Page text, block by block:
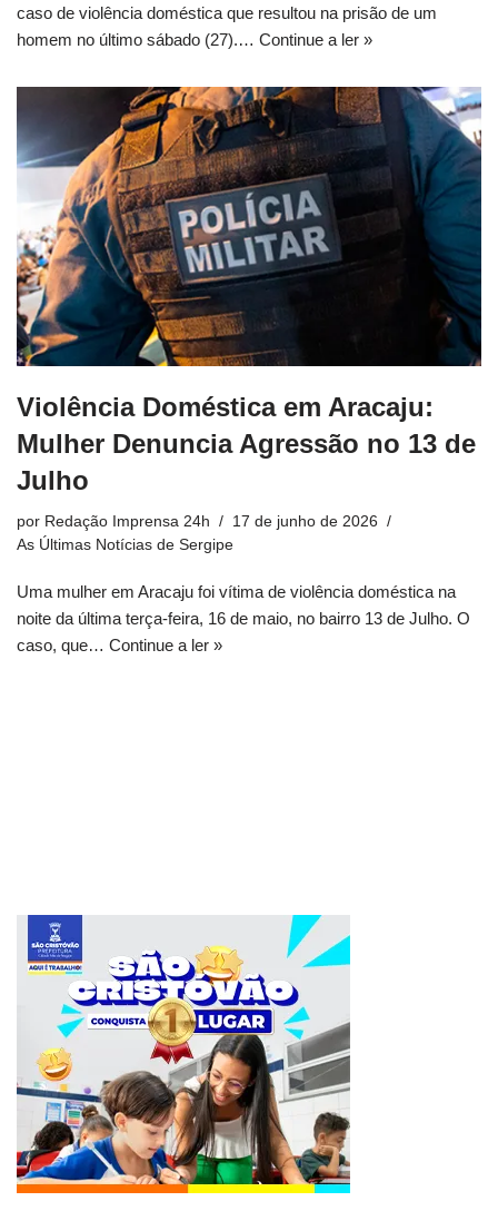
caso de violência doméstica que resultou na prisão de um
homem no último sábado (27).… Continue a ler »
Violência Doméstica em Aracaju:
Mulher Denuncia Agressão no 13 de
Julho
por Redação Imprensa 24h
17 de junho de 2026
As Últimas Notícias de Sergipe
Uma mulher em Aracaju foi vítima de violência doméstica na
noite da última terça-feira, 16 de maio, no bairro 13 de Julho. O
caso, que… Continue a ler »